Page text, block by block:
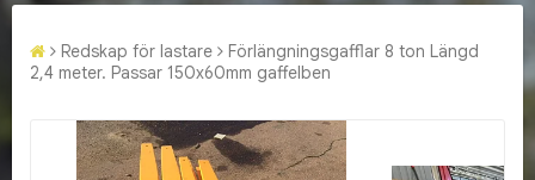
Redskap för lastare
Förlängningsgafflar 8 ton Längd
2,4 meter. Passar 150x60mm gaffelben